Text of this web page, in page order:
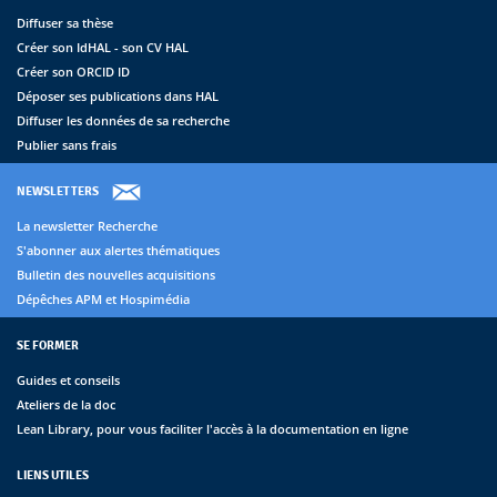
Diffuser sa thèse
Créer son IdHAL - son CV HAL
Créer son ORCID ID
Déposer ses publications dans HAL
Diffuser les données de sa recherche
Publier sans frais
NEWSLETTERS
La newsletter Recherche
S'abonner aux alertes thématiques
Bulletin des nouvelles acquisitions
Dépêches APM et Hospimédia
SE FORMER
Guides et conseils
Ateliers de la doc
Lean Library, pour vous faciliter l'accès à la documentation en ligne
LIENS UTILES